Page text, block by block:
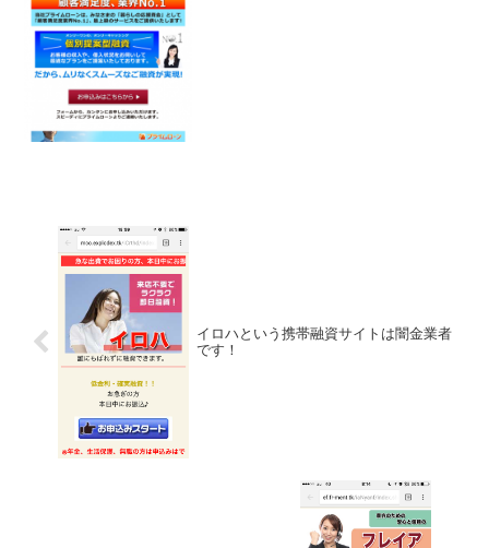
イロハという携帯融資サイトは闇金業者
です！